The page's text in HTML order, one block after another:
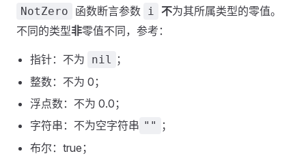
NotZero 函数断言参数 i 不为其所属类型的零值。
不同的类型非零值不同，参考：
指针：不为 nil ；
整数：不为 0；
浮点数：不为 0.0；
字符串：不为空字符串 ""
；
布尔：true；